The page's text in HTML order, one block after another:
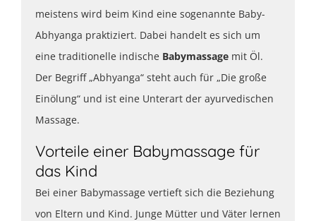
meistens wird beim Kind eine sogenannte Baby-
Abhyanga praktiziert. Dabei handelt es sich um
eine traditionelle indische Babymassage mit Öl.
Der Begriff „Abhyanga“ steht auch für „Die große
Einölung“ und ist eine Unterart der ayurvedischen
Massage.
Vorteile einer Babymassage für
das Kind
Bei einer Babymassage vertieft sich die Beziehung
von Eltern und Kind. Junge Mütter und Väter lernen